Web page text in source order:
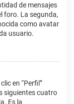
de mensajes
foro. La segunda,
como avatar
usuario.
en “Perfil”
siguientes cuatro
Es la